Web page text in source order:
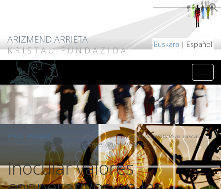
ARIZMENDIARRIETA
KRISTAU FUNDAZIOA
Euskara | Español
Inicio/ Artículos /Inocular valores cooperativos en las empresas vascas
convencionales (Juan Manuel Sinde. Grupo Noticias)
Inocular valores